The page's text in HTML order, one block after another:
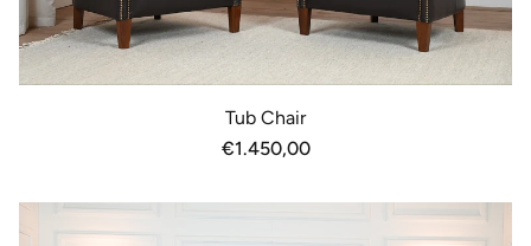
Tub Chair
Normale
€1.450,00